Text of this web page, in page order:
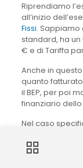
Riprendiamo
all’inizio
Fissi. Sappiamo
standard, ha
€ e di Tariffa
Anche in
quanto
il BEP, per poi
finanziario dello
Nel caso
pari a: 100 / 1 –
Possiamo fare